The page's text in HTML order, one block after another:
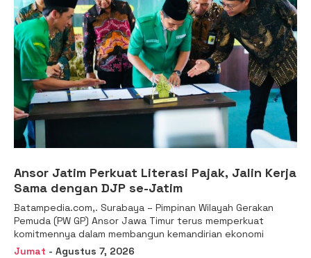
Ansor Jatim Perkuat Literasi Pajak, Jalin Kerja
Sama dengan DJP se-Jatim
Batampedia.com,. Surabaya – Pimpinan Wilayah Gerakan
Pemuda (PW GP) Ansor Jawa Timur terus memperkuat
komitmennya dalam membangun kemandirian ekonomi
Jumat - Agustus 7, 2026